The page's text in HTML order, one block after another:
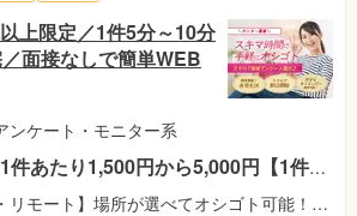
上限定／1件5分～10分
面接なしで簡単WEB
ンケート・モニター系
報酬：1件あたり1,500円から5,000円【1件5分～10分程度！】 ☆稼働者に祝い金最大11,500円！（※弊社規定による） 完全出来高制！対応した案件数に応じて、報酬額がアップします♪
【在宅・リモート】場所が選べてオシゴト可能！空いた時間で自由に選択♪株式会社ビサーチ